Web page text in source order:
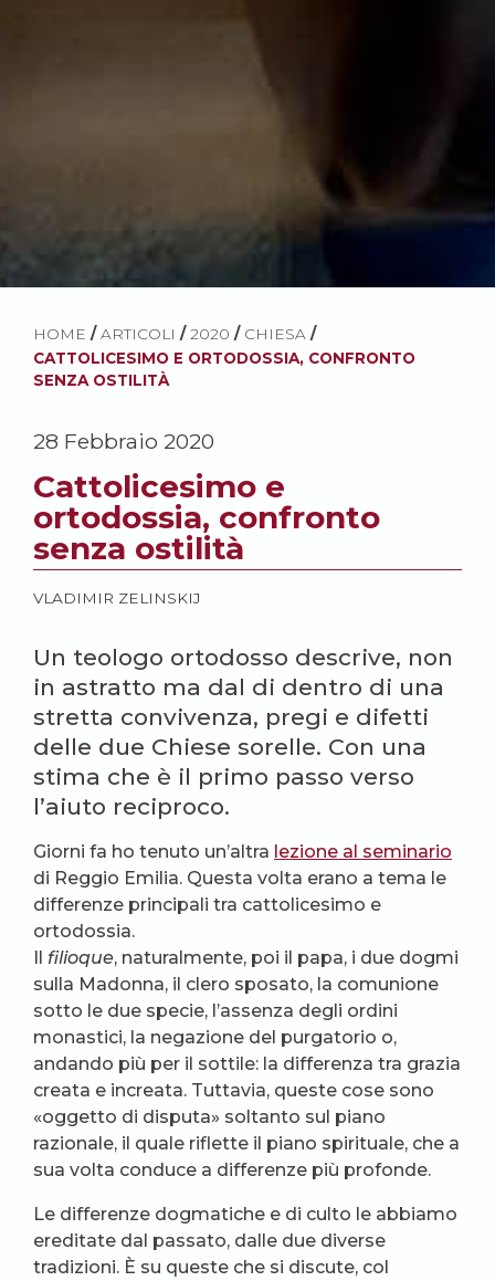
HOME / ARTICOLI / 2020 / CHIESA /
CATTOLICESIMO E ORTODOSSIA, CONFRONTO
SENZA OSTILITÀ
28 Febbraio 2020
Cattolicesimo e
ortodossia, confronto
senza ostilità
VLADIMIR ZELINSKIJ
Un teologo ortodosso descrive, non
in astratto ma dal di dentro di una
stretta convivenza, pregi e difetti
delle due Chiese sorelle. Con una
stima che è il primo passo verso
l’aiuto reciproco.
Giorni fa ho tenuto un’altra lezione al seminario
di Reggio Emilia. Questa volta erano a tema le
differenze principali tra cattolicesimo e
ortodossia.
filioque, naturalmente, poi il papa, i due dogmi
sulla Madonna, il clero sposato, la comunione
sotto le due specie, l’assenza degli ordini
monastici, la negazione del purgatorio o,
andando più per il sottile: la differenza tra grazia
creata e increata. Tuttavia, queste cose sono
«oggetto di disputa» soltanto sul piano
razionale, il quale riflette il piano spirituale, che a
sua volta conduce a differenze più profonde.
Le differenze dogmatiche e di culto le abbiamo
ereditate dal passato, dalle due diverse
tradizioni. È su queste che si discute, col